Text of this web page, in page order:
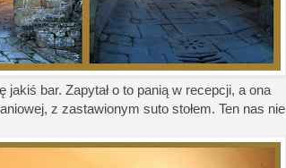
bar. Zapytał o to panią w recepcji, a ona
z zastawionym suto stołem. Ten nas nie